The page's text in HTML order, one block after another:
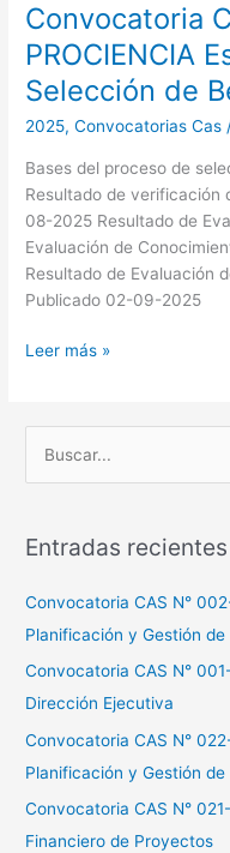
Convocatoria
PROCIENCIA
Selección de
2025,Convocatorias Cas
Bases del proceso de
Resultado de verificación
08-2025 Resultado de
Evaluación de
Resultado de Evaluación
Publicado 02-09-2025
Convocatoria
CAS
N°
015-
2025-
Especialista
en
Selección
de
Beneficiarios
2
Leer más »
c
:
Entradas recientes
Convocatoria CAS N°
Planificación y Gestión
Convocatoria CAS N°
Dirección Ejecutiva
Convocatoria CAS N°
Planificación y Gestión
Convocatoria CAS N°
Financiero de Proyectos